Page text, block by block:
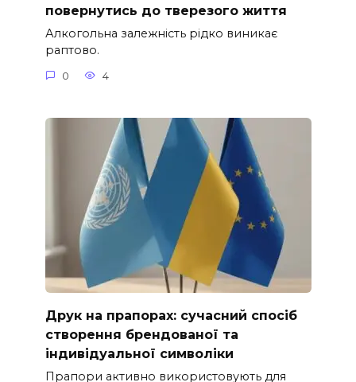
повернутись до тверезого життя
Алкогольна залежність рідко виникає
раптово.
0 4
Друк на прапорах: сучасний спосіб
створення брендованої та
індивідуальної символіки
Прапори активно використовують для